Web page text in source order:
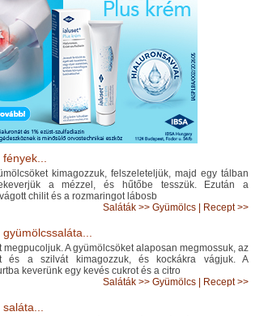
kimagozzuk, felszeleteljük, majd egy tálban
a mézzel, és hűtőbe tesszük. Ezután a
chilit és a rozmaringot lábosb
Saláták >> Gyümölcs Recept >>
megpucoljuk. A gyümölcsöket alaposan megmossuk, az
és a szilvát kimagozzuk, és kockákra vágjuk. A
keverünk egy kevés cukrot és a citro
Saláták >> Gyümölcs Recept >>